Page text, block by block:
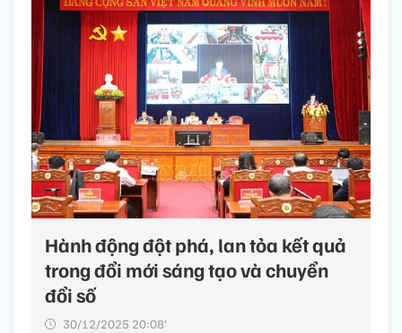
Hành động đột phá, lan tỏa kết quả
trong đổi mới sáng tạo và chuyển
đổi số
30/12/2025 20:08’